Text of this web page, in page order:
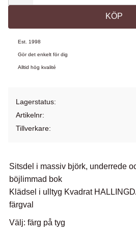
KÖP
Est. 1998
Gör det enkelt för dig
Alltid hög kvalité
Lagerstatus
Artikelnr
Tillverkare
Sitsdel i massiv björk, underrede
böjlimmad bok
Klädsel i ulltyg Kvadrat
färgval
Välj: färg på tyg